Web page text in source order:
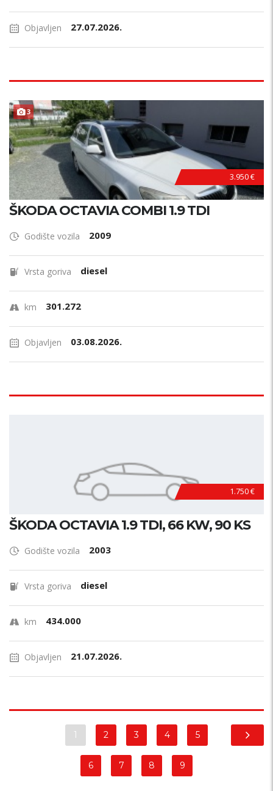
Objavljen 27.07.2026.
3
3.950 €
ŠKODA OCTAVIA COMBI 1.9 TDI
Godište vozila 2009
Vrsta goriva diesel
km 301.272
Objavljen 03.08.2026.
1.750 €
ŠKODA OCTAVIA 1.9 TDI, 66 KW, 90 KS
Godište vozila 2003
Vrsta goriva diesel
km 434.000
Objavljen 21.07.2026.
1 2 3 4 5
6 7 8 9